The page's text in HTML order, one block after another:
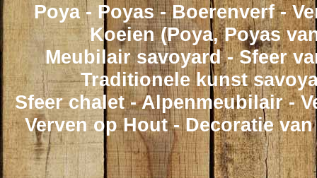
Poya - Poyas - Boerenverf -
Koeien (Poya, Poyas
Meubilair savoyard - Sfeer
Traditionele kunst
Sfeer chalet - Alpenmeubilair -
Verven op Hout - Decoratie